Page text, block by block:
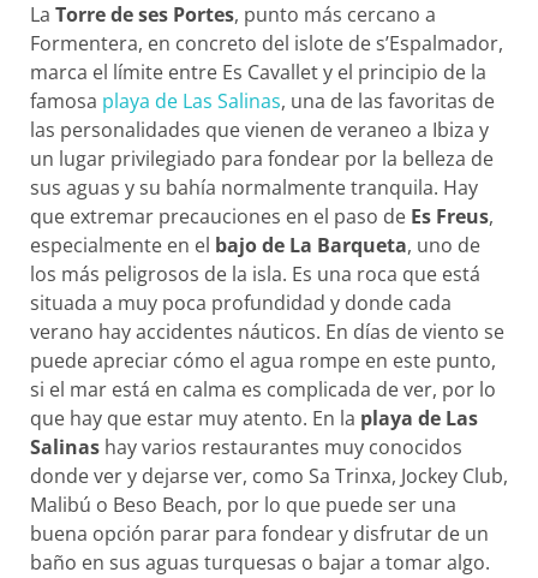
La Torre de ses Portes, punto más cercano a
Formentera, en concreto del islote de s’Espalmador,
marca el límite entre Es Cavallet y el principio de la
famosa playa de Las Salinas, una de las favoritas de
las personalidades que vienen de veraneo a Ibiza y
un lugar privilegiado para fondear por la belleza de
sus aguas y su bahía normalmente tranquila. Hay
que extremar precauciones en el paso de Es Freus,
especialmente en el bajo de La Barqueta, uno de
los más peligrosos de la isla. Es una roca que está
situada a muy poca profundidad y donde cada
verano hay accidentes náuticos. En días de viento se
puede apreciar cómo el agua rompe en este punto,
si el mar está en calma es complicada de ver, por lo
que hay que estar muy atento. En la playa de Las
Salinas hay varios restaurantes muy conocidos
donde ver y dejarse ver, como Sa Trinxa, Jockey Club,
Malibú o Beso Beach, por lo que puede ser una
buena opción parar para fondear y disfrutar de un
baño en sus aguas turquesas o bajar a tomar algo.